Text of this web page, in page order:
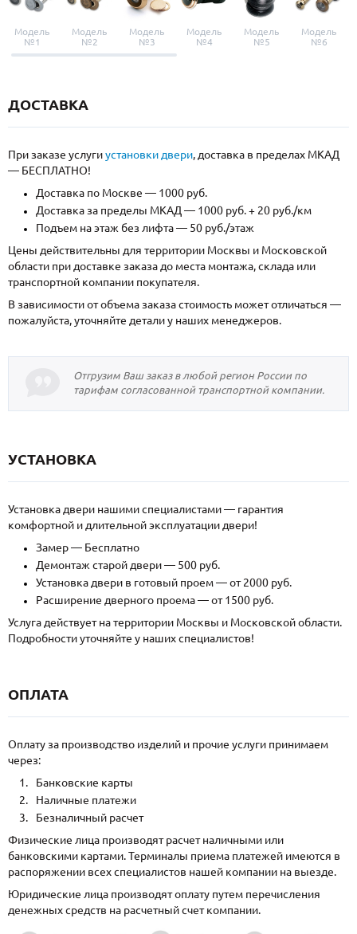
Модель
№1
Модель
№2
Модель
№3
Модель
№4
Модель
№5
Модель
№6
ДОСТАВКА
При заказе услугиустановки двери, доставка в пределах МКАД
— БЕСПЛАТНО!
Доставка по Москве — 1000 руб.
Доставка за пределы МКАД — 1000 руб. + 20 руб./км
Подъем на этаж без лифта — 50 руб./этаж
Цены действительны для территории Москвы и Московской
области при доставке заказа до места монтажа, склада или
транспортной компании покупателя.
В зависимости от объема заказа стоимость может отличаться —
пожалуйста, уточняйте детали у наших менеджеров.
Отгрузим Ваш заказ в любой регион России по
тарифам согласованной транспортной компании.
УСТАНОВКА
Установка двери нашими специалистами — гарантия
комфортной и длительной эксплуатации двери!
Замер — Бесплатно
Демонтаж старой двери — 500 руб.
Установка двери в готовый проем — от 2000 руб.
Расширение дверного проема — от 1500 руб.
Услуга действует на территории Москвы и Московской области.
Подробности уточняйте у наших специалистов!
ОПЛАТА
Оплату за производство изделий и прочие услуги принимаем
через:
Банковские карты
Наличные платежи
Безналичный расчет
Физические лица производят расчет наличными или
банковскими картами. Терминалы приема платежей имеются в
распоряжении всех специалистов нашей компании на выезде.
Юридические лица производят оплату путем перечисления
денежных средств на расчетный счет компании.